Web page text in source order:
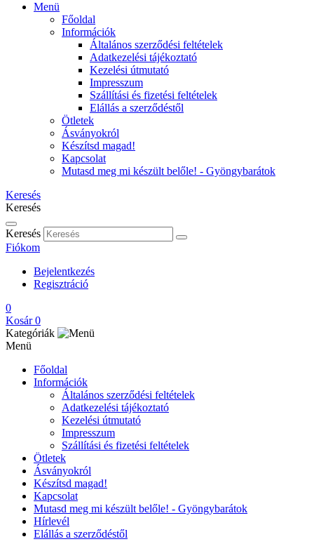
Menü
Főoldal
Információk
Általános szerződési feltételek
Adatkezelési tájékoztató
Kezelési útmutató
Impresszum
Szállítási és fizetési feltételek
Elállás a szerződéstől
Ötletek
Ásványokról
Készítsd magad!
Kapcsolat
Mutasd meg mi készült belőle! - Gyöngybarátok
Keresés
Keresés
Keresés
Fiókom
Bejelentkezés
Regisztráció
0
Kosár 0
Kategóriák
Menü
Főoldal
Információk
Általános szerződési feltételek
Adatkezelési tájékoztató
Kezelési útmutató
Impresszum
Szállítási és fizetési feltételek
Ötletek
Ásványokról
Készítsd magad!
Kapcsolat
Mutasd meg mi készült belőle! - Gyöngybarátok
Hírlevél
Elállás a szerződéstől